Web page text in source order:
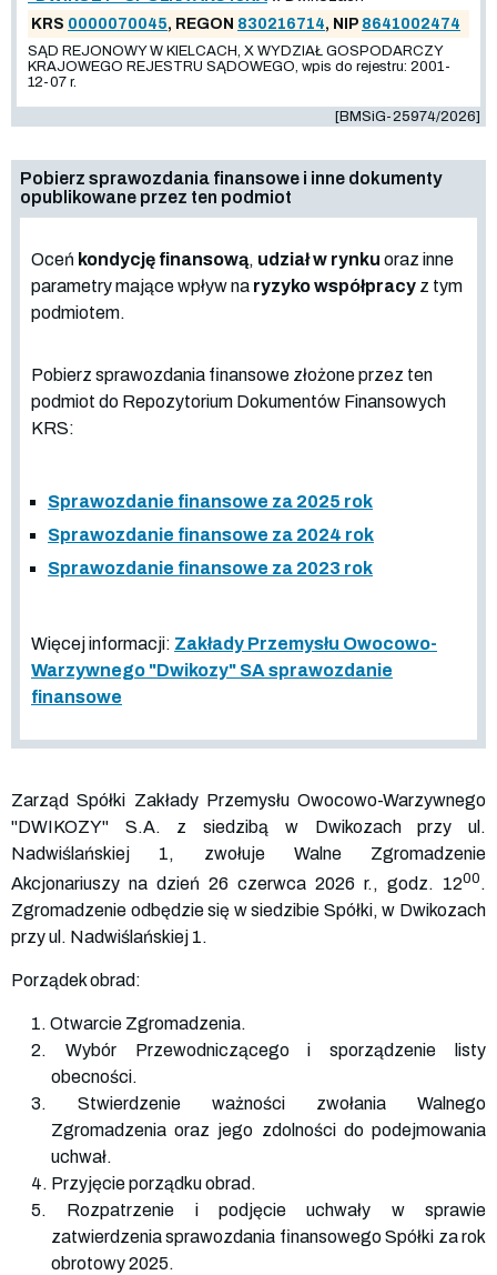
KRS 0000070045, REGON 830216714, NIP 8641002474
SĄD REJONOWY W KIELCACH, X WYDZIAŁ GOSPODARCZY
KRAJOWEGO REJESTRU SĄDOWEGO, wpis do rejestru: 2001-
12-07 r.
[BMSiG-25974/2026]
Pobierz sprawozdania finansowe i inne dokumenty
opublikowane przez ten podmiot
Oceń kondycję finansową, udział w rynku oraz inne
parametry mające wpływ na ryzyko współpracy z tym
podmiotem.
Pobierz sprawozdania finansowe złożone przez ten
podmiot do Repozytorium Dokumentów Finansowych
KRS:
Sprawozdanie finansowe za 2025 rok
Sprawozdanie finansowe za 2024 rok
Sprawozdanie finansowe za 2023 rok
Więcej informacji: Zakłady Przemysłu Owocowo-
Warzywnego "Dwikozy" SA sprawozdanie
finansowe
Zarząd Spółki Zakłady Przemysłu Owocowo-Warzywnego
"DWIKOZY" S.A. z siedzibą w Dwikozach przy ul.
Nadwiślańskiej 1, zwołuje Walne Zgromadzenie
Akcjonariuszy na dzień 26 czerwca 2026 r., godz. 1200 .
Zgromadzenie odbędzie się w siedzibie Spółki, w Dwikozach
przy ul. Nadwiślańskiej 1.
Porządek obrad:
1. Otwarcie Zgromadzenia.
2. Wybór Przewodniczącego i sporządzenie listy
obecności.
3. Stwierdzenie ważności zwołania Walnego
Zgromadzenia oraz jego zdolności do podejmowania
uchwał.
4. Przyjęcie porządku obrad.
5. Rozpatrzenie i podjęcie uchwały w sprawie
zatwierdzenia sprawozdania finansowego Spółki za rok
obrotowy 2025.